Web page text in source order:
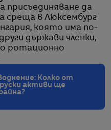
присъединяване да
среща в Люксембург
която има по-
държави членки,
ротационно
Колко от
активи ще